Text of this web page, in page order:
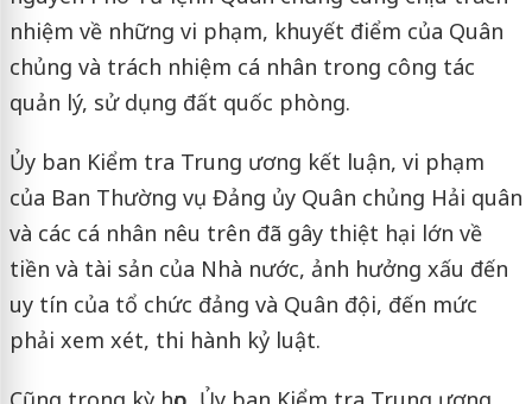
nhiệm về những vi phạm, khuyết điểm của Quân
chủng và trách nhiệm cá nhân trong công tác
quản lý, sử dụng đất quốc phòng.
Ủy ban Kiểm tra Trung ương kết luận, vi phạm
của Ban Thường vụ Đảng ủy Quân chủng Hải quân
và các cá nhân nêu trên đã gây thiệt hại lớn về
tiền và tài sản của Nhà nước, ảnh hưởng xấu đến
uy tín của tổ chức đảng và Quân đội, đến mức
phải xem xét, thi hành kỷ luật.